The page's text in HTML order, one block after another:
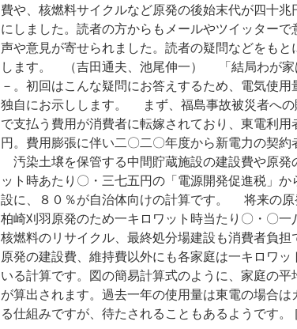
費や、核燃料サイクルなど原発の後始末代が四十
にしました。読者の方からもメールやツイッター
声や意見が寄せられました。読者の疑問などをも
します。 （吉田通夫、池尾伸一） 「結局わが家
－。初回はこんな疑問にお答えするため、電気使
独自にお示しします。 まず、福島事故被災者への
で支払う費用が消費者に転嫁されており、東電利
円。費用膨張に伴い二〇二〇年度から新電力の契約
汚染土壌を保管する中間貯蔵施設の建設費や原発
ット時あたり〇・三七五円の「電源開発促進税」
設に、８０％が自治体向けの計算です。 将来の原
柏崎刈羽原発のため一キロワット時当たり〇・〇
核燃料のリサイクル、最終処分場建設も消費者負
原発の建設費、維持費以外にも各家庭は一キロワ
いる計算です。図の簡易計算式のように、家庭の
が算出されます。過去一年の使用量は東電の場合
る仕組みですが、待たされることもあるようです